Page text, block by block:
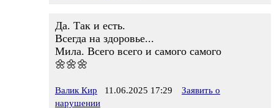
Да. Так и есть.
Всегда на здоровье...
Мила. Всего всего и самого самого
🌼🌼🌼
Валик Кир 11.06.2025 17:29
Заявить о
нарушении